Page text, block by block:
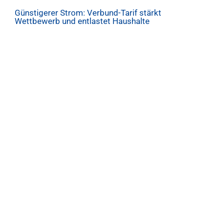
Günstigerer Strom: Verbund-Tarif stärkt
Wettbewerb und entlastet Haushalte